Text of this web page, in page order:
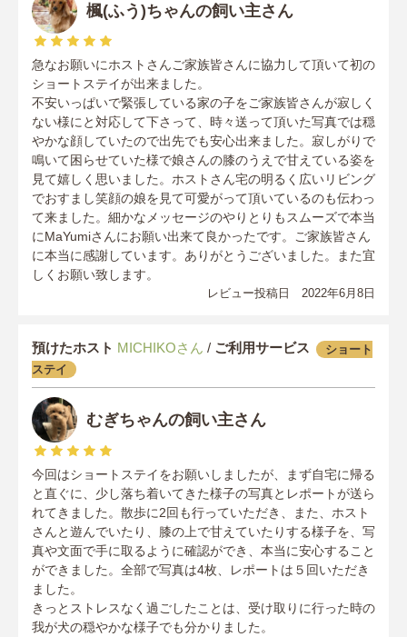
楓(ふう)ちゃんの飼い主さん
急なお願いにホストさんご家族皆さんに協力して頂いて初の
ショートステイが出来ました。
不安いっぱいで緊張している家の子をご家族皆さんが寂しく
ない様にと対応して下さって、時々送って頂いた写真では穏
やかな顔していたので出先でも安心出来ました。寂しがりで
鳴いて困らせていた様で娘さんの膝のうえで甘えている姿を
見て嬉しく思いました。ホストさん宅の明るく広いリビング
でおすまし笑顔の娘を見て可愛がって頂いているのも伝わっ
て来ました。細かなメッセージのやりとりもスムーズで本当
にMaYumiさんにお願い出来て良かったです。ご家族皆さん
に本当に感謝しています。ありがとうございました。また宜
しくお願い致します。
レビュー投稿日 2022年6月8日
預けたホスト MICHIKOさん / ご利用サービス
ショート
ステイ
むぎちゃんの飼い主さん
今回はショートステイをお願いしましたが、まず自宅に帰る
と直ぐに、少し落ち着いてきた様子の写真とレポートが送ら
れてきました。散歩に2回も行っていただき、また、ホスト
さんと遊んでいたり、膝の上で甘えていたりする様子を、写
真や文面で手に取るように確認ができ、本当に安心すること
ができました。全部で写真は4枚、レポートは５回いただき
ました。
きっとストレスなく過ごしたことは、受け取りに行った時の
我が犬の穏やかな様子でも分かりました。